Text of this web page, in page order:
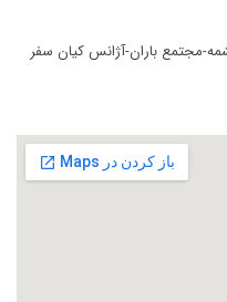
مجتمع باران-آژانس کیان سفر